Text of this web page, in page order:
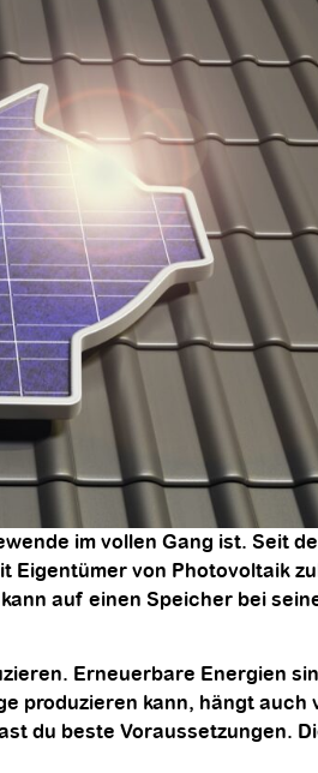
im vollen Gang ist. Seit
Eigentümer von Photovoltaik
auf einen Speicher bei
Erneuerbare Energien
produzieren kann, hängt auch
du beste Voraussetzungen.